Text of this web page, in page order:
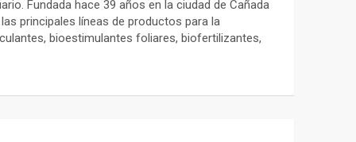
Fundada hace 39 años en la ciudad de Cañada
principales líneas de productos para la
bioestimulantes foliares, biofertilizantes,